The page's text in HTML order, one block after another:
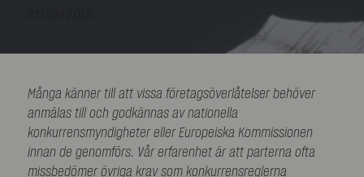
Många känner till att vissa företagsöverlåtelser behöver
anmälas till och godkännas av nationella
konkurrensmyndigheter eller Europeiska Kommissionen
innan de genomförs. Vår erfarenhet är att parterna ofta
missbedömer övriga krav som konkurrensreglerna